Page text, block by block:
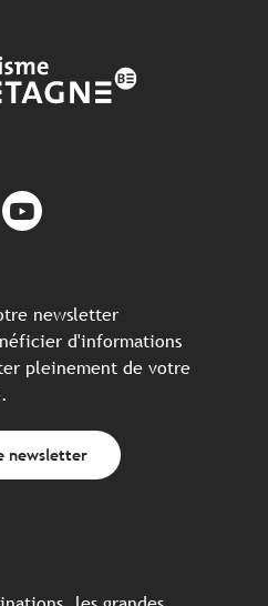
newsletter
d'informations
pleinement de votre
newsletter